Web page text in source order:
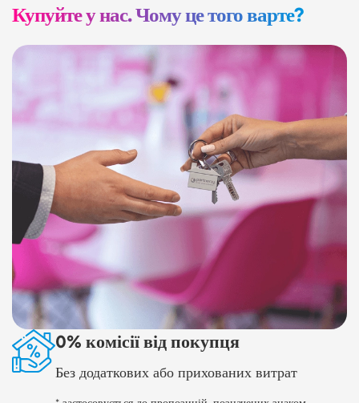
Купуйте у нас. Чому це того варте?
0% комісії від покупця
Без додаткових або прихованих витрат